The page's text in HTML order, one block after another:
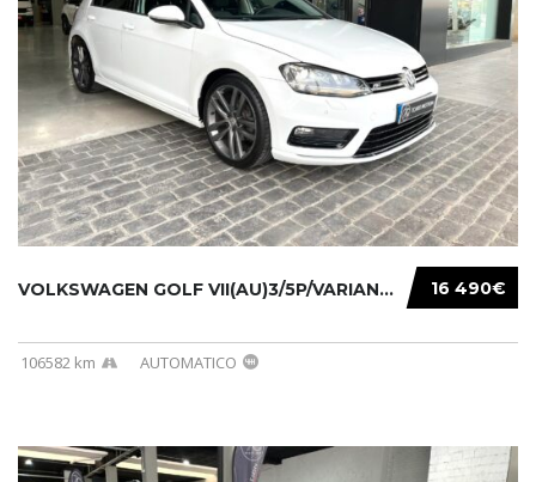
16 490€
VOLKSWAGEN GOLF VII(AU)3/5P/VARIANT(12-16 20...
106582 km AUTOMATICO